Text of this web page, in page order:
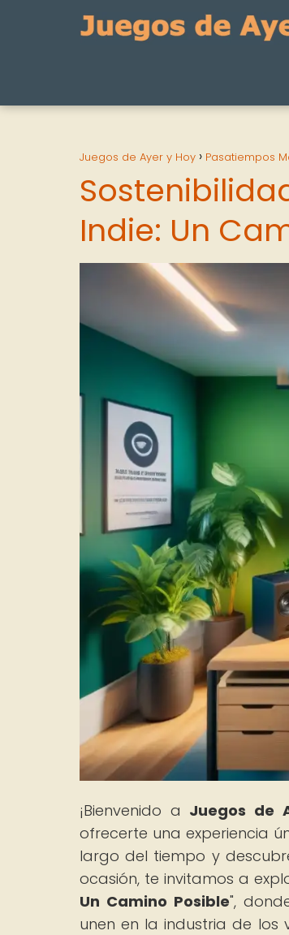
Juegos de Ayer y Hoy Pasatiempos
Indie: Un
¡Bienvenido a Juegos de
ofrecerte una experiencia
largo del tiempo y
ocasión, te invitamos a
Un Camino Posible",
unen en la industria de los